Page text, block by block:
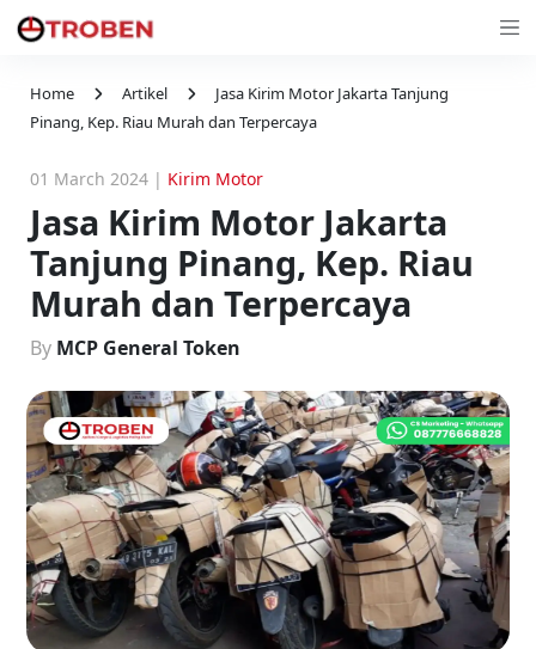
Home Artikel
Jasa Kirim Motor Jakarta Tanjung
Pinang, Kep. Riau Murah dan Terpercaya
01 March 2024 | Kirim Motor
Jasa Kirim Motor Jakarta
Tanjung Pinang, Kep. Riau
Murah dan Terpercaya
By MCP General Token